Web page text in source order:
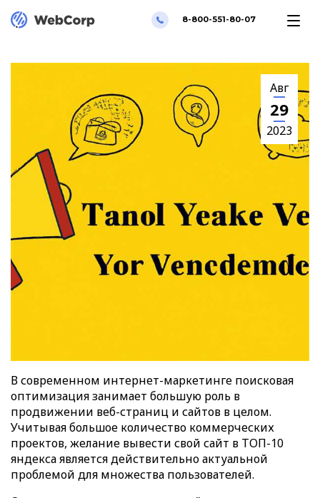
8-800-551-80-07
Авг
29
2023
В современном интернет-маркетинге поисковая
оптимизация занимает большую роль в
продвижении веб-страниц и сайтов в целом.
Учитывая большое количество коммерческих
проектов, желание вывести свой сайт в ТОП-10
яндекса является действительно актуальной
проблемой для множества пользователей.